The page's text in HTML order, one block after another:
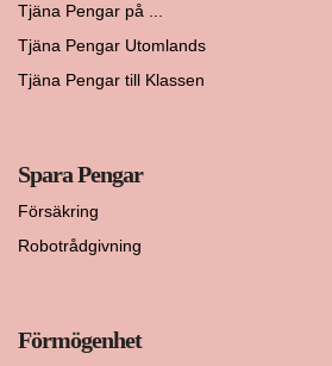
Tjäna Pengar på ...
Tjäna Pengar Utomlands
Tjäna Pengar till Klassen
Spara Pengar
Försäkring
Robotrådgivning
Förmögenhet